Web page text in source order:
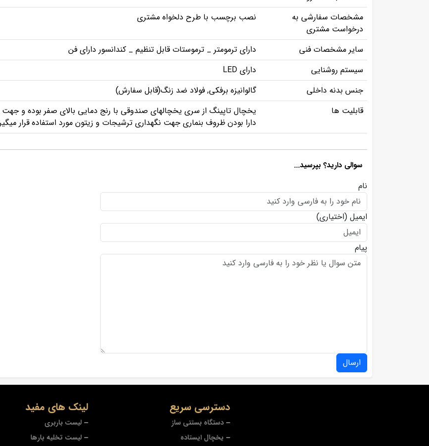
مشخصات سفارشی به
درخواست مشتری
نصب برچسب با طرح دلخواه مشتری
سایر مشخصات فنی
دارای ترمومتر _ ترموستات قابل تنظیم _ کندانسور دارای فن
سیستم روشنایی
دارای LED
جنس بدنه داخلی
گالوانیزه برفکی, فولاد ضد زنگ(قابل سفارش)
قابلیت ها
یخچال تاپینگ از سری یخچالهای صندوقی با رنج دمایی بالای صفر بوده و جهت
دارا بودن ظروف بنماری جهت نگهداری ترشیجات و زیتون مورد استفاده قرار
سوالی دارید؟ بپرسید...
نام
ایمیل (اختیاری)
پیام
ارسال
دسترسی سریع
دستگاه بستنی ساز
یخچال ایستاده
لینک های مفید
لیست باربری
لیست تخلیه بارها